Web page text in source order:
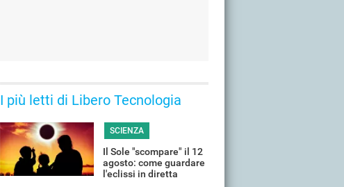
I più letti di Libero Tecnologia
SCIENZA
Il Sole "scompare" il 12
agosto: come guardare
l'eclissi in diretta